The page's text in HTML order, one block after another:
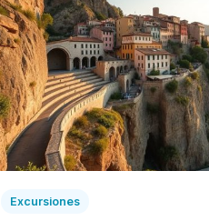
Excursiones